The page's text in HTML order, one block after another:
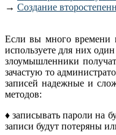
→ Создание
Если вы много времени
используете для них
злоумыш­ленники
зачастую то
записей надежные и
методов:
♦ записывать пароли на
записи будут потеряны